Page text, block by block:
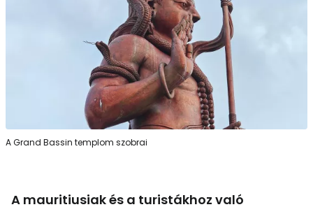
A Grand Bassin templom szobrai
A mauritiusiak és a turistákhoz való